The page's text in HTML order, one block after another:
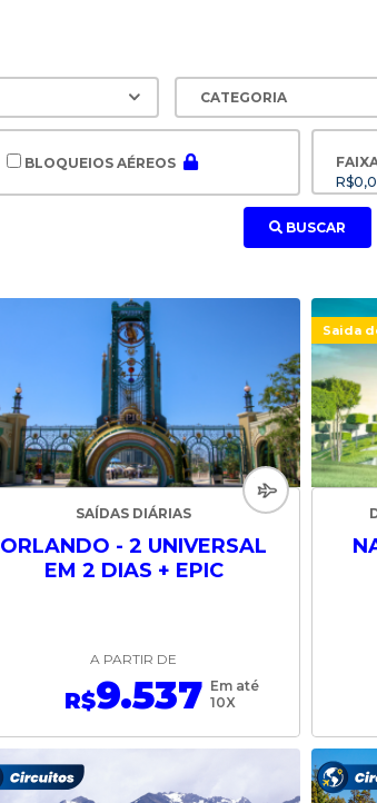
BLOQUEIOS AÉREOS
BUSCAR
SAÍDAS DIÁRIAS
ORLANDO - 2 UNIVERSAL
EM 2 DIAS + EPIC
A PARTIR DE
R$9.537 Em até
10X
Saida